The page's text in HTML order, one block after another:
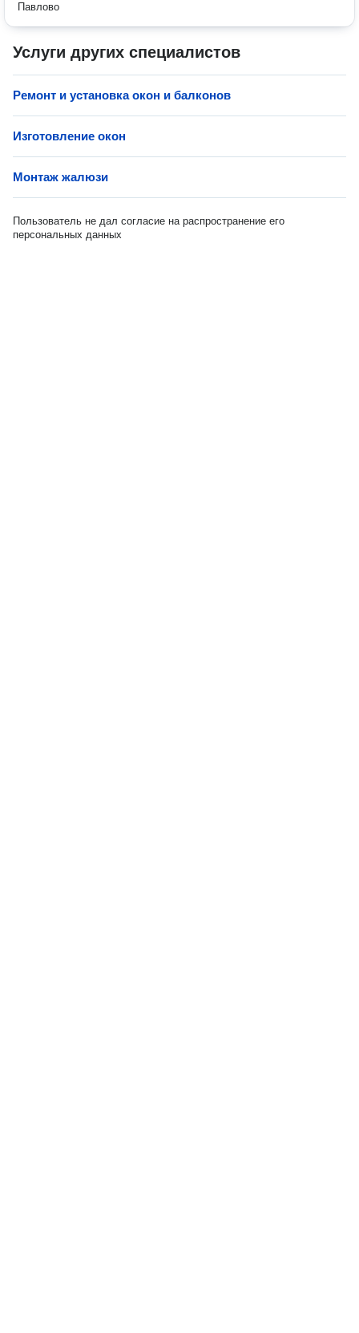
Павлово
Услуги других специалистов
Ремонт и установка окон и балконов
Изготовление окон
Монтаж жалюзи
Пользователь не дал согласие на распространение его
персональных данных